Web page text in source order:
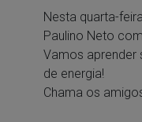
Nesta quarta-
Paulino Neto
Vamos aprender
de energia!
Chama os